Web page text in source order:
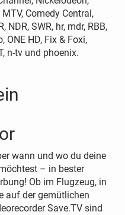
Comedy Central,
NDR, SWR, hr, mdr, RBB,
ONE HD, Fix & Foxi,
n-tv und phoenix.
wann und wo du deine
– in bester
Ob im Flugzeug, in
auf der gemütlichen
Save.TV sind